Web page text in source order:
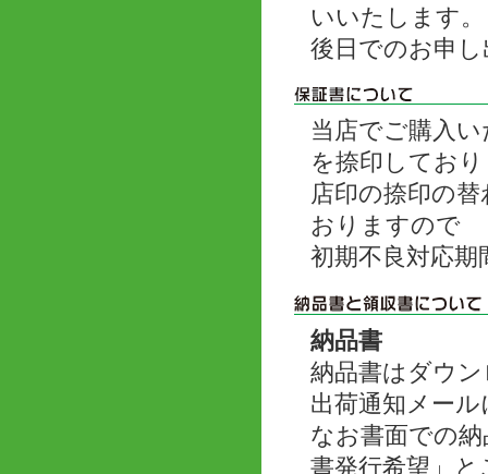
いいたします。
後日でのお申
当店でご購入
を捺印してお
店印の捺印の
おりますので
初期不良対応
納品書
納品書はダウ
出荷通知メー
なお書面での
書発行希望」